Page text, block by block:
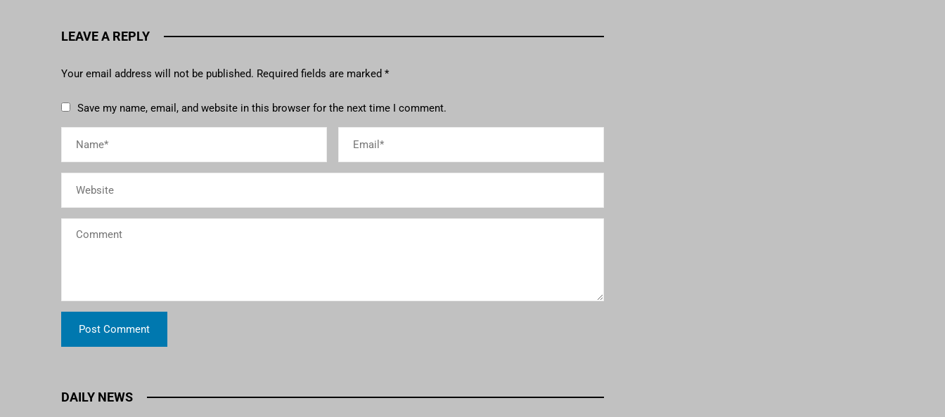
LEAVE A REPLY
Your email address will not be published. Required fields are marked *
Save my name, email, and website in this browser for the next time I comment.
DAILY NEWS